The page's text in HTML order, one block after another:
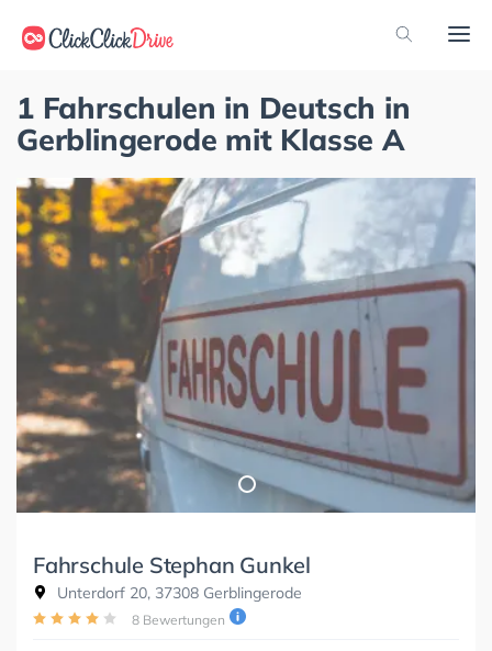
1 Fahrschulen in Deutsch in
Gerblingerode mit Klasse A
Fahrschule Stephan Gunkel
Unterdorf 20, 37308 Gerblingerode
8 Bewertungen